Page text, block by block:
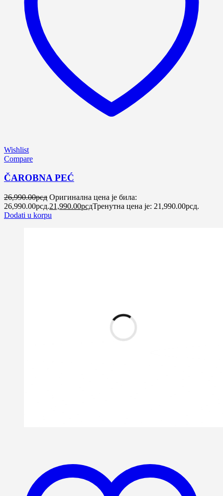
Wishlist
Compare
ČAROBNA PEĆ
26,990.00рсд Оригинална цена је била:
26,990.00рсд.21,990.00рсдТренутна цена је: 21,990.00рсд.
Dodati u korpu